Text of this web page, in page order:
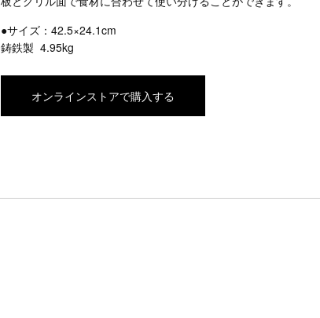
●サイズ：42.5×24.1cm
鋳鉄製 4.95kg
オンラインストアで購入する